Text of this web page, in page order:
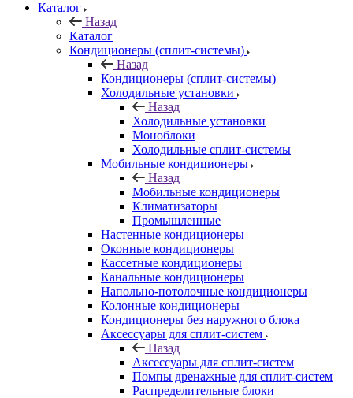
Каталог
Назад
Каталог
Кондиционеры (сплит-системы)
Назад
Кондиционеры (сплит-системы)
Холодильные установки
Назад
Холодильные установки
Моноблоки
Холодильные сплит-системы
Мобильные кондиционеры
Назад
Мобильные кондиционеры
Климатизаторы
Промышленные
Настенные кондиционеры
Оконные кондиционеры
Кассетные кондиционеры
Канальные кондиционеры
Напольно-потолочные кондиционеры
Колонные кондиционеры
Кондиционеры без наружного блока
Аксессуары для сплит-систем
Назад
Аксессуары для сплит-систем
Помпы дренажные для сплит-систем
Распределительные блоки